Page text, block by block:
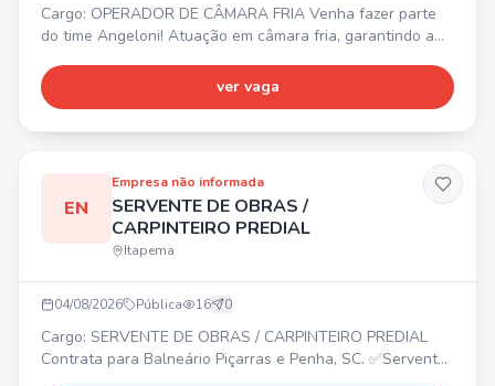
Cargo: OPERADOR DE CÂMARA FRIA Venha fazer parte
do time Angeloni! Atuação em câmara fria, garantindo a
mercadorias. Controle de validade, qualidade e
conservação dos itens. Organização e limpeza do
ver vaga
EN
Empresa não informada
SERVENTE DE OBRAS /
CARPINTEIRO PREDIAL
Itapema
04/08/2026 Pública 16 0
Cargo: SERVENTE DE OBRAS / CARPINTEIRO PREDIAL
Contrata para Balneário Piçarras e Penha, SC. ✅Servente